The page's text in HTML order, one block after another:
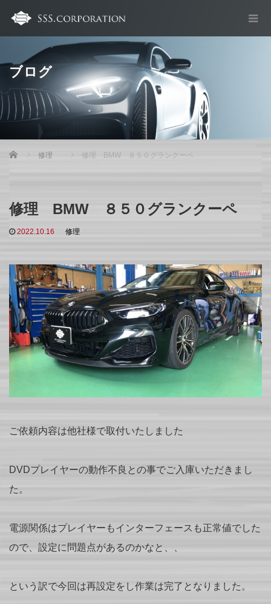
ブログ
Home 修理 修理 BMW ８５０グランクーペ
修理 BMW ８５０グランクーペ
2022.10.16 修理
ご依頼内容は他社様で取付いたしました
DVDプレイヤーの動作不良との事でご入庫いただきまし
た。
電源関係はプレイヤーもインターフェースも正常値でした
ので、設定に問題点があるのかなと、、
という訳で今回は再設定をし作業は完了となりました。